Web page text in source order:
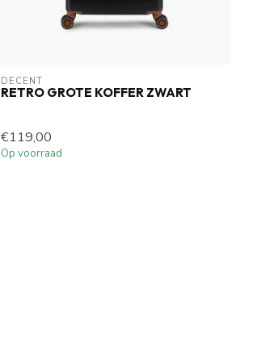
DECENT
RETRO GROTE KOFFER ZWART
€119,00
Op voorraad